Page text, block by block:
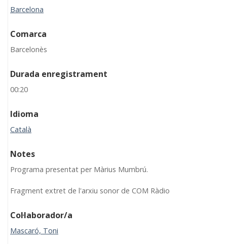
Barcelona
Comarca
Barcelonès
Durada enregistrament
00:20
Idioma
Català
Notes
Programa presentat per Màrius Mumbrú.
Fragment extret de l'arxiu sonor de COM Ràdio
Col·laborador/a
Mascaró, Toni